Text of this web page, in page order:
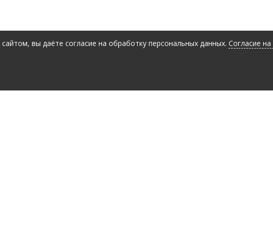
вы даёте согласие на обработку персональных данных. Согласие